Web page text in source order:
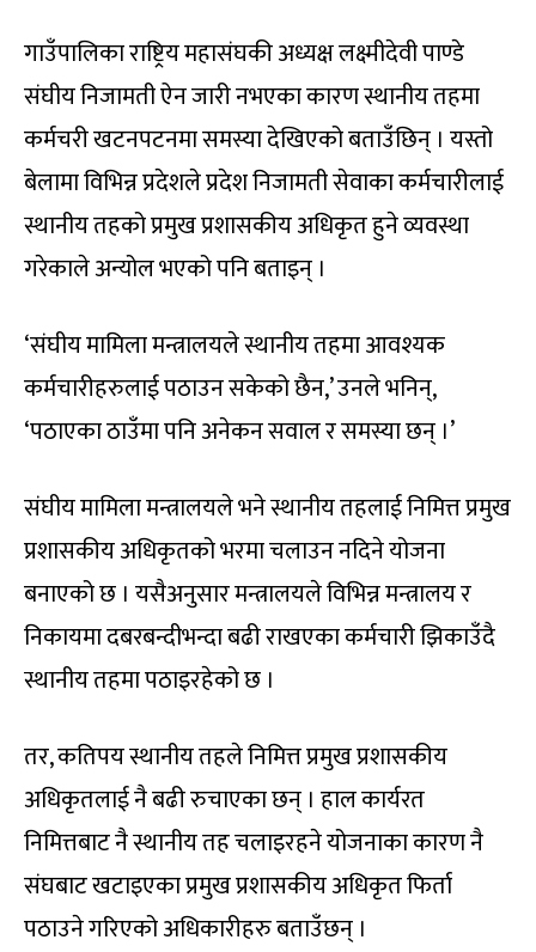
गाउँपालिका राष्ट्रिय महासंघकी अध्यक्ष लक्ष्मीदेवी पाण्डे
संघीय निजामती ऐन जारी नभएका कारण स्थानीय तहमा
कर्मचरी खटनपटनमा समस्या देखिएको बताउँछिन् । यस्तो
बेलामा विभिन्न प्रदेशले प्रदेश निजामती सेवाका कर्मचारीलाई
स्थानीय तहको प्रमुख प्रशासकीय अधिकृत हुने व्यवस्था
गरेकाले अन्योल भएको पनि बताइन् ।
‘संघीय मामिला मन्त्रालयले स्थानीय तहमा आवश्यक
कर्मचारीहरुलाई पठाउन सकेको छैन,’ उनले भनिन्,
‘पठाएका ठाउँमा पनि अनेकन सवाल र समस्या छन् ।’
संघीय मामिला मन्त्रालयले भने स्थानीय तहलाई निमित्त प्रमुख
प्रशासकीय अधिकृतको भरमा चलाउन नदिने योजना
बनाएको छ । यसैअनुसार मन्त्रालयले विभिन्न मन्त्रालय र
निकायमा दबरबन्दीभन्दा बढी राखएका कर्मचारी झिकाउँदै
स्थानीय तहमा पठाइरहेको छ ।
तर, कतिपय स्थानीय तहले निमित्त प्रमुख प्रशासकीय
अधिकृतलाई नै बढी रुचाएका छन् । हाल कार्यरत
निमित्तबाट नै स्थानीय तह चलाइरहने योजनाका कारण नै
संघबाट खटाइएका प्रमुख प्रशासकीय अधिकृत फिर्ता
पठाउने गरिएको अधिकारीहरु बताउँछन् ।